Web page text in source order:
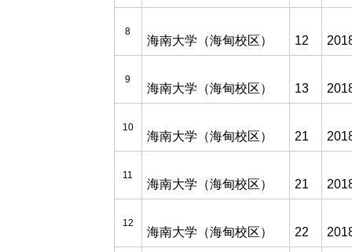
8
海南大学（海甸校区） 12
9
海南大学（海甸校区） 13
10
海南大学（海甸校区） 21
11
海南大学（海甸校区） 21
12
海南大学（海甸校区） 22